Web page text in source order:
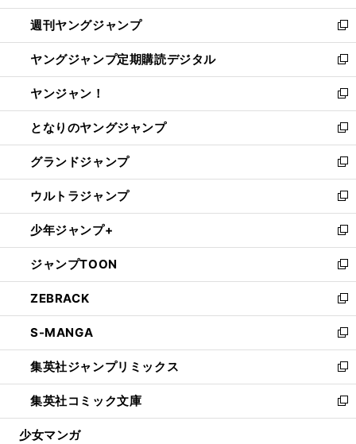
開
く
ウ
で
開
く
ン
ド
ウ
で
開
く
ウ
ィ
ン
ド
ウ
で
開
く
週刊ヤングジャンプ
新
し
い
ウ
ィ
ン
ド
ウ
で
開
く
ヤングジャンプ定期購読デジタル
新
し
い
ウ
ィ
ン
ド
ウ
で
開
く
ヤンジャン！
新
し
い
ウ
ィ
ン
ド
ウ
で
開
く
となりのヤングジャンプ
新
し
い
ウ
ィ
ン
ド
ウ
で
開
く
グランドジャンプ
新
し
い
ウ
ィ
ン
ド
ウ
で
開
く
ウルトラジャンプ
新
し
い
ウ
ィ
ン
ド
ウ
で
開
く
少年ジャンプ+
新
し
い
ウ
ィ
ン
ド
ウ
で
開
く
ジャンプTOON
新
し
い
ウ
ィ
ン
ド
ウ
で
開
ZEBRACK
新
し
い
ウ
ィ
ン
ド
ウ
S-MANGA
新
し
い
ウ
ィ
ン
集英社ジャンプリミックス
新
し
い
ウ
集英社コミック文庫
新
し
少女マンガ